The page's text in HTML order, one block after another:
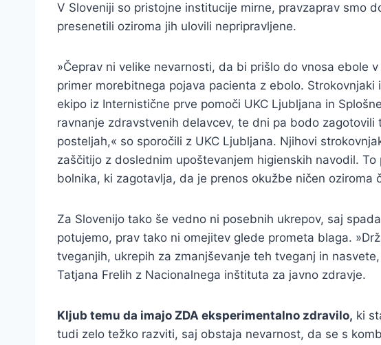
V Sloveniji so pristojne institucije mirne, pravzaprav smo
presenetili oziroma jih ulovili nepripravljene.
»Čeprav ni velike nevarnosti, da bi prišlo do vnosa ebole
primer morebitnega pojava pacienta z ebolo.
ekipo iz Internistične prve pomoči UKC Ljubljana in
ravnanje zdravstvenih delavcev, te dni pa bodo
posteljah,« so sporočili z UKC Ljubljana. Njihovi
zaščitijo z doslednim upoštevanjem higienskih navodil.
bolnika, ki zagotavlja, da je prenos okužbe ničen oziroma
Za Slovenijo tako še vedno ni posebnih ukrepov, saj
potujemo, prav tako ni omejitev glede prometa blaga.
tveganjih, ukrepih za zmanjševanje teh tveganj in
Tatjana Frelih z Nacionalnega inštituta za javno zdravje.
Kljub temu da imajo ZDA eksperimentalno zdravilo, ki
tudi zelo težko razviti, saj obstaja nevarnost, da se s